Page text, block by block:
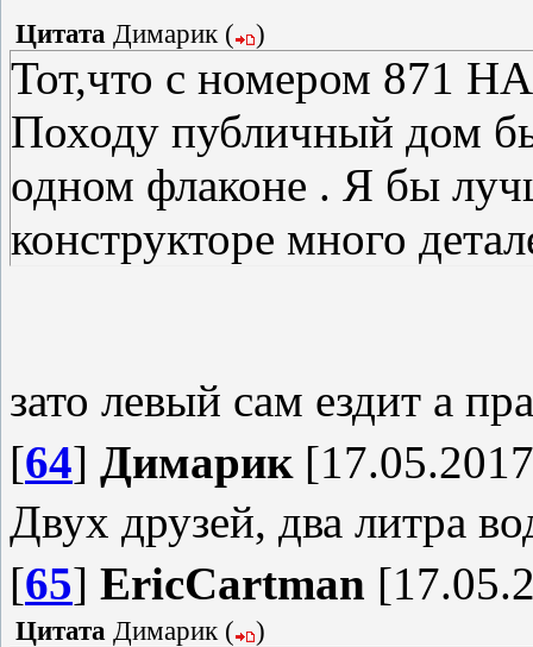
Цитата Димарик( )
Тот,что с номером 871
Походу публичный дом
одном флаконе . Я бы
конструкторе много
зато левый сам ездит а
[64] Димарик
Двух друзей, два литра
[65] EricCartman
Цитата Димарик( )